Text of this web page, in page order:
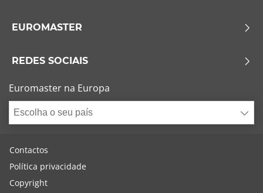
EUROMASTER
REDES SOCIAIS
Euromaster na Europa
Escolha o seu país
Contactos
Política privacidade
Copyright